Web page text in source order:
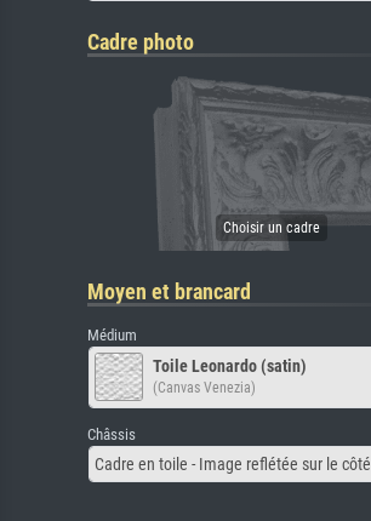
Cadre photo
Moyen et brancard
Médium
Toile Leonardo (satin)
(Canvas Venezia)
Châssis
Cadre en toile - Image reflétée sur le côté